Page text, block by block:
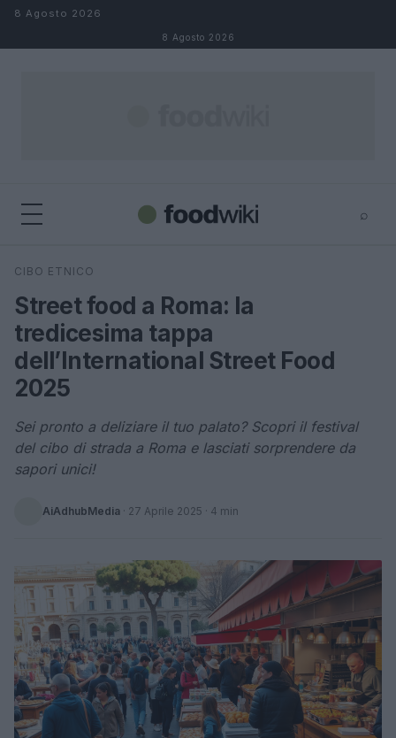
Salta al contenuto
8 Agosto 2026
8 Agosto 2026
⌕
Cerca
CIBO ETNICO
Street food a Roma: la
tredicesima tappa
dell’International Street Food
2025
Sei pronto a deliziare il tuo palato? Scopri il festival
del cibo di strada a Roma e lasciati sorprendere da
sapori unici!
AiAdhubMedia · 27 Aprile 2025 · 4 min